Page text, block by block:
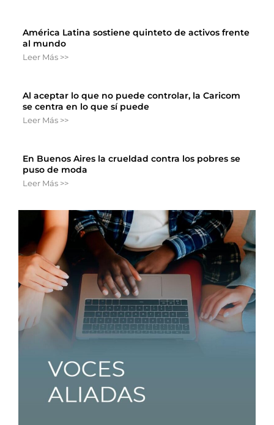
América Latina sostiene quinteto de activos frente
al mundo
Leer Más >>
Al aceptar lo que no puede controlar, la Caricom
se centra en lo que sí puede
Leer Más >>
En Buenos Aires la crueldad contra los pobres se
puso de moda
Leer Más >>